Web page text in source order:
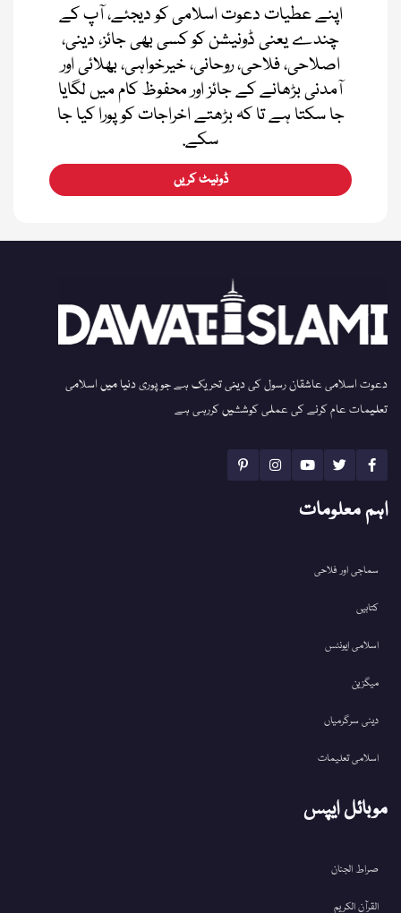
اپنے عطیات دعوت اسلامی کو دیجئے، آپ کے
چندے یعنی ڈونیشن کو کسی بھی جائز، دینی،
اصلاحی، فلاحی، روحانی، خیرخواہی، بھلائی اور
آمدنی بڑھانے کے جائز اور محفوظ کام میں لگایا
جا سکتا ہے تا کہ بڑھتے اخراجات کو پورا کیا جا
سکے.
ڈونیٹ کریں
دعوت اسلامی عاشقان رسول کی دینی تحریک ہے جو پوری دنیا میں اسلامی
تعلیمات عام کرنے کی عملی کوششیں کررہی ہے
اہم معلومات
سماجی اور فلاحی
کتابیں
اسلامی ایونٹس
میگزین
دینی سرگرمیاں
اسلامی تعلیمات
موبائل ایپس
صراط الجنان
القرآن الکریم